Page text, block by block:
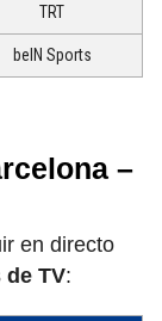
TRT
beIN Sports
–
en directo
de TV: